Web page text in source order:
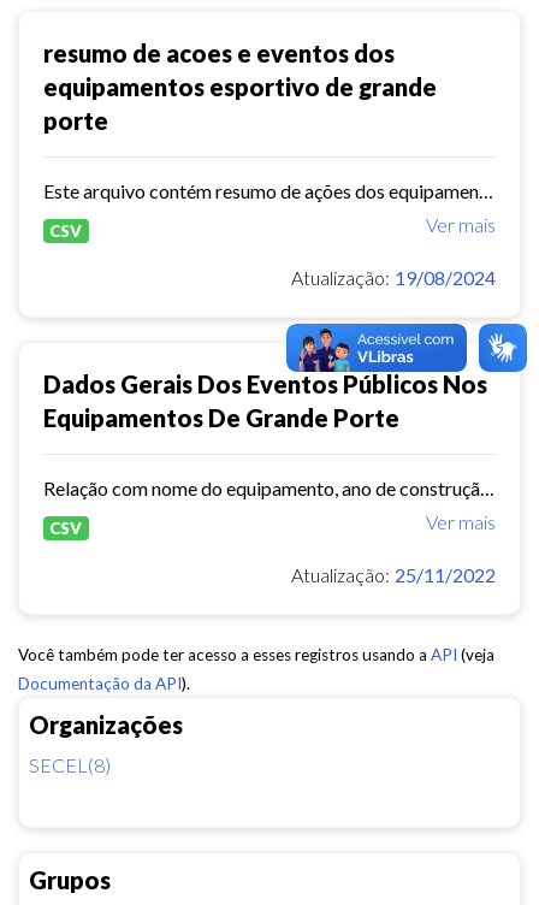
Organizações
SECEL(8)
Grupos
resumo de acoes e eventos dos
equipamentos esportivo de grande
porte
Ver mais
CSV
Atualização: 19/08/2024
Dados Gerais Dos Eventos Públicos Nos
Equipamentos De Grande Porte
Ver mais
CSV
Atualização: 25/11/2022
Você também pode ter acesso a esses registros usando a API (veja
Documentação da API).